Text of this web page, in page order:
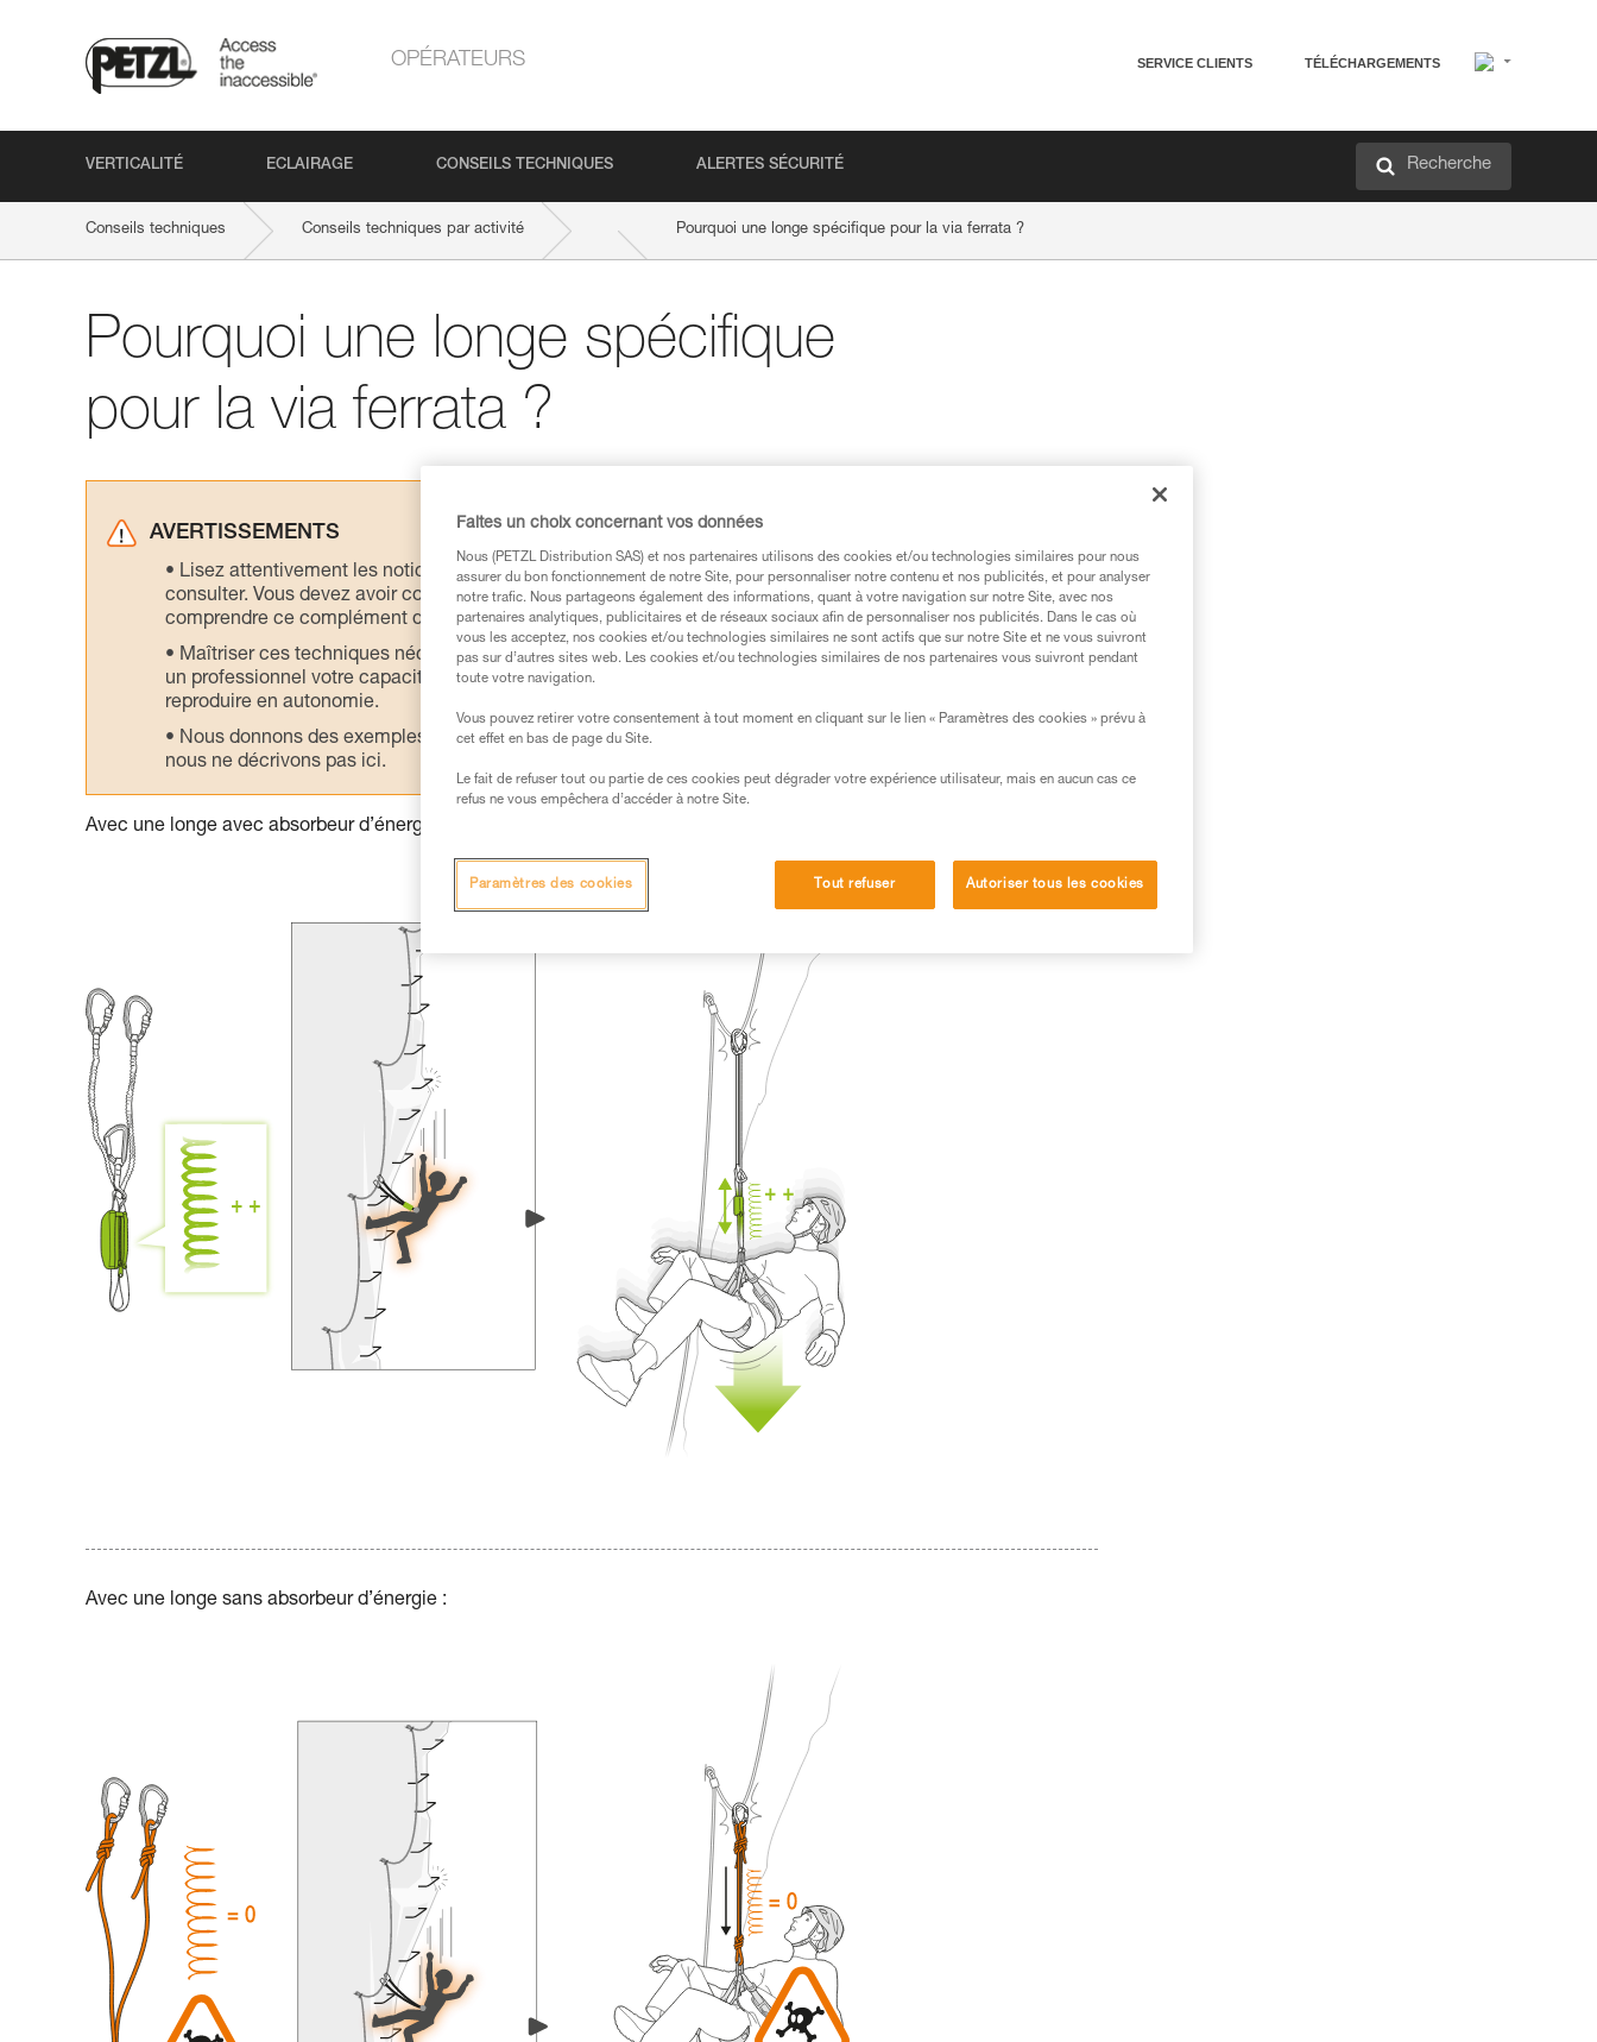
OPÉRATEURS SERVICE CLIENTS TÉLÉCHARGEMENTS
VERTICALITÉ ECLAIRAGE CONSEILS TECHNIQUES ALERTES SÉCURITÉ Recherche
Conseils techniques Conseils techniques par activité Pourquoi une longe spécifique pour la via ferrata ?
Pourquoi une longe spécifique
pour la via ferrata ?
AVERTISSEMENTS
Lisez attentivement les notices techniques des produits utilisés dans ce conseil avant de le
consulter. Vous devez avoir compris les informations de la notice technique pour pouvoir
comprendre ce complément d’informations.
Maîtriser ces techniques nécessite une formation et un entraînement spécifique. Validez avec
un professionnel votre capacité à refaire la manipulation, seul, en toute sécurité, avant de la
reproduire en autonomie.
Nous donnons des exemples de techniques liées à votre activité. Il peut en exister d’autres que
nous ne décrivons pas ici.
Avec une longe avec absorbeur d’énergie :
Avec une longe sans absorbeur d’énergie :
Faites un choix concernant vos données
Nous (PETZL Distribution SAS) et nos partenaires utilisons des cookies et/ou technologies similaires pour nous
assurer du bon fonctionnement de notre Site, pour personnaliser notre contenu et nos publicités, et pour analyser
notre trafic. Nous partageons également des informations, quant à votre navigation sur notre Site, avec nos
partenaires analytiques, publicitaires et de réseaux sociaux afin de personnaliser nos publicités. Dans le cas où
vous les acceptez, nos cookies et/ou technologies similaires ne sont actifs que sur notre Site et ne vous suivront
pas sur d’autres sites web. Les cookies et/ou technologies similaires de nos partenaires vous suivront pendant
toute votre navigation.
Vous pouvez retirer votre consentement à tout moment en cliquant sur le lien « Paramètres des cookies » prévu à
cet effet en bas de page du Site.
Le fait de refuser tout ou partie de ces cookies peut dégrader votre expérience utilisateur, mais en aucun cas ce
refus ne vous empêchera d’accéder à notre Site.
Tout refuser Autoriser tous les cookies
Paramètres des cookies